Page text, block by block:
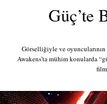
Güç’te
Görselliğiyle ve
Awakens’ta mühim konularda